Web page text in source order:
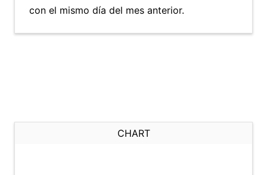
con el mismo día del mes anterior.
CHART